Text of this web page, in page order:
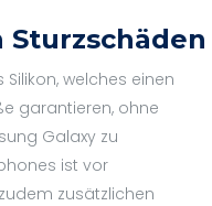
welches einen
garantieren, ohne
Galaxy zu
ist vor
zusätzlichen